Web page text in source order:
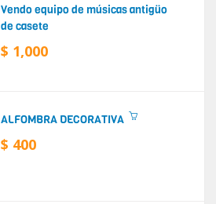
Vendo equipo de músicas antigüo
de casete
$ 1,000
ALFOMBRA DECORATIVA
$ 400